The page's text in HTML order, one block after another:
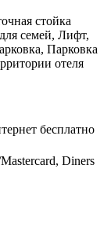
стойка
семей, Лифт,
Парковка
отеля
бесплатно
Diners